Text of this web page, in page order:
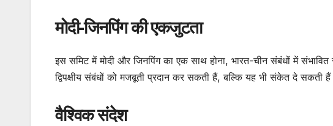
मोदी-जिनपिंग की एकजुटता
इस समिट में मोदी और जिनपिंग का एक साथ होना, भारत-चीन संबंधों में
द्विपक्षीय संबंधों को मजबूती प्रदान कर सकती हैं, बल्कि यह भी संकेत दे सकती
वैश्विक संदेश